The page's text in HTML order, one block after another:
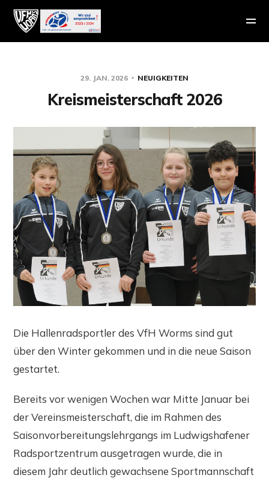
29. JAN. 2026 NEUIGKEITEN
Kreismeisterschaft 2026
Die Hallenradsportler des VfH Worms sind gut
über den Winter gekommen und in die neue Saison
gestartet.
Bereits vor wenigen Wochen war Mitte Januar bei
der Vereinsmeisterschaft, die im Rahmen des
Saisonvorbereitungslehrgangs im Ludwigshafener
Radsportzentrum ausgetragen wurde, die in
diesem Jahr deutlich gewachsene Sportmannschaft